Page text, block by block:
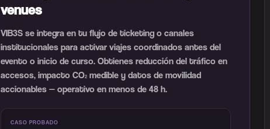
venues
VIB3S se integra en tu flujo de ticketing o canales
institucionales para activar viajes coordinados antes del
evento o inicio de curso. Obtienes reducción del tráfico en
accesos, impacto CO₂ medible y datos de movilidad
accionables — operativo en menos de 48 h.
CASO PROBADO